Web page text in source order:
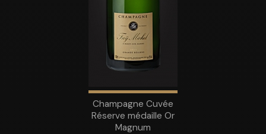
Champagne Cuvée
Réserve médaille Or
Magnum